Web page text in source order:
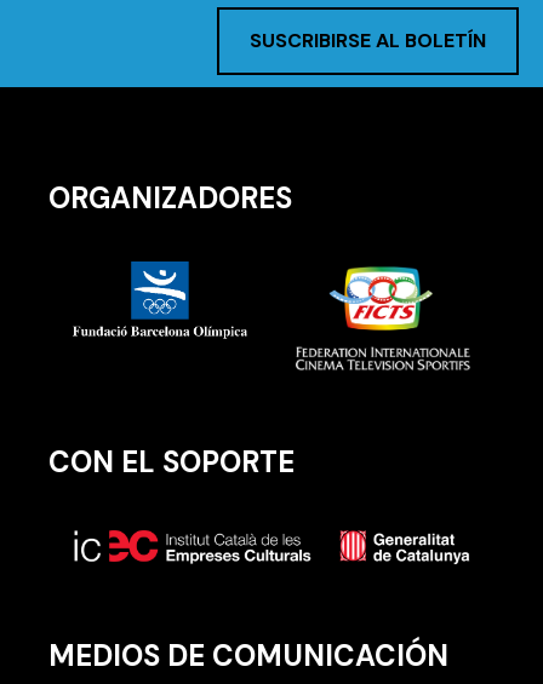
SUSCRIBIRSE AL BOLETÍN
ORGANIZADORES
CON EL SOPORTE
MEDIOS DE COMUNICACIÓN